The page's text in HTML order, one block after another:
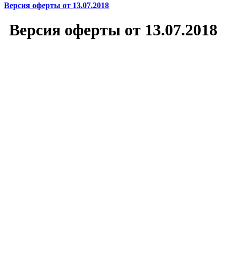
Версия оферты от 13.07.2018
Версия оферты от 13.07.2018